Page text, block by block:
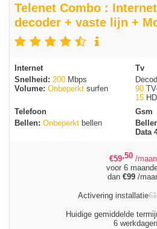
Telenet Combo :
decoder + vaste lijn +
Internet
Snelheid: 200 Mbps
Volume: Onbeperkt surfen
Tv
90
15
Telefoon
Bellen: Onbeperkt bellen
Gsm
Data
€59,50 /
voor 6
dan €99/
Activering installatie€
Huidige gemiddelde
6 werkdagen